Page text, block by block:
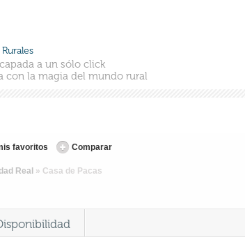
a un sólo click
con la magia del mundo rural
favoritos Comparar
Real » Casa de Pacas